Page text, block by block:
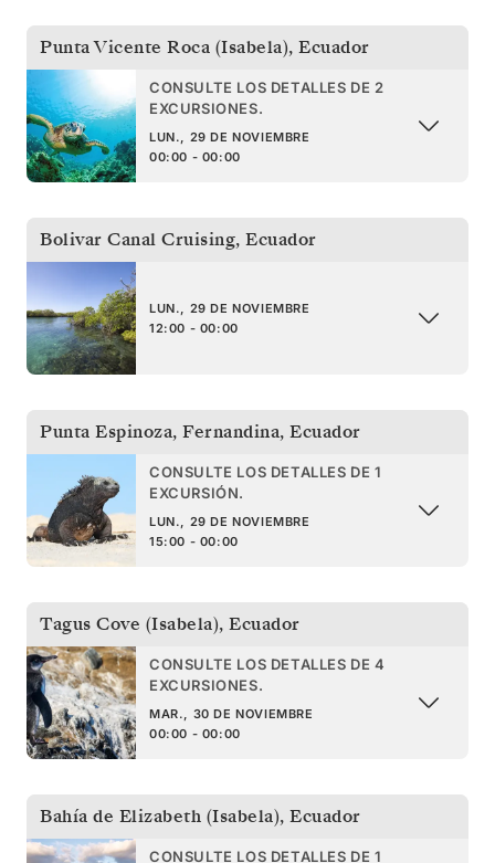
Punta Vicente Roca (Isabela), Ecuador
CONSULTE LOS DETALLES DE 2
EXCURSIONES.
LUN., 29 DE NOVIEMBRE
00:00 - 00:00
Bolivar Canal Cruising, Ecuador
LUN., 29 DE NOVIEMBRE
12:00 - 00:00
Punta Espinoza, Fernandina, Ecuador
CONSULTE LOS DETALLES DE 1
EXCURSIÓN.
LUN., 29 DE NOVIEMBRE
15:00 - 00:00
Tagus Cove (Isabela), Ecuador
CONSULTE LOS DETALLES DE 4
EXCURSIONES.
MAR., 30 DE NOVIEMBRE
00:00 - 00:00
Bahía de Elizabeth (Isabela), Ecuador
CONSULTE LOS DETALLES DE 1